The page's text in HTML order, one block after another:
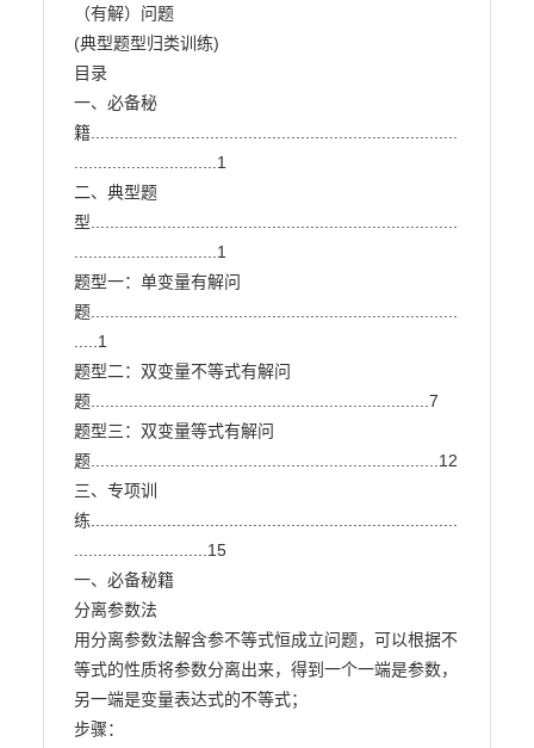
（有解）问题
(典型题型归类训练)
目录
一、必备秘
籍.............................................................................
..............................1
二、典型题
型.............................................................................
..............................1
题型一：单变量有解问
题.............................................................................
.....1
题型二：双变量不等式有解问
题.......................................................................7
题型三：双变量等式有解问
题.........................................................................12
三、专项训
练.............................................................................
............................15
一、必备秘籍
分离参数法
用分离参数法解含参不等式恒成立问题，可以根据不
等式的性质将参数分离出来，得到一个一端是参数，
另一端是变量表达式的不等式；
步骤：